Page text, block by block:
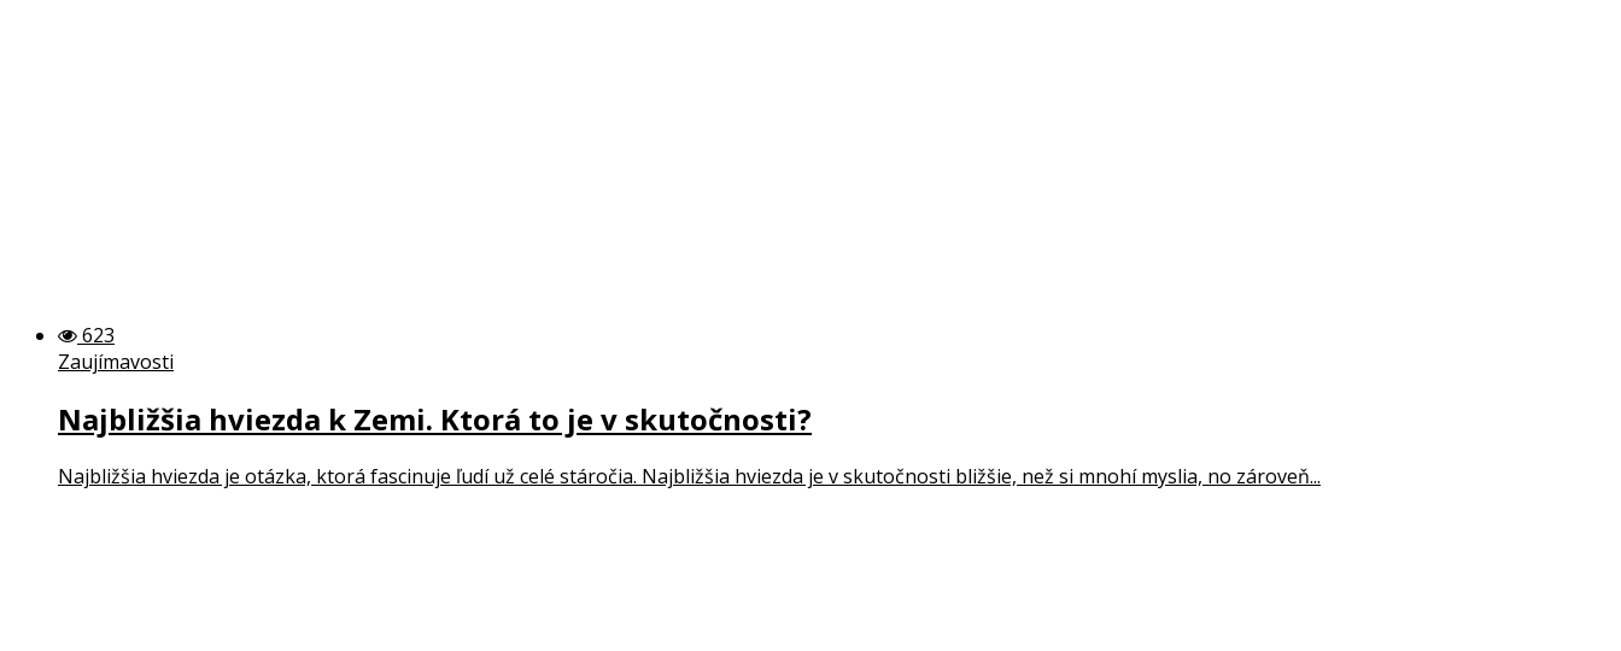
623
Zaujímavosti
Najbližšia hviezda k Zemi. Ktorá to je v skutočnosti?
Najbližšia hviezda je otázka, ktorá fascinuje ľudí už celé stáročia. Najbližšia hviezda je v skutočnosti bližšie, než si mnohí myslia, no zároveň...